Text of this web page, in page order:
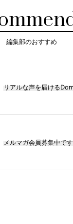
編集部のおすすめ
リアルな声を届ける
メルマガ会員募集中です